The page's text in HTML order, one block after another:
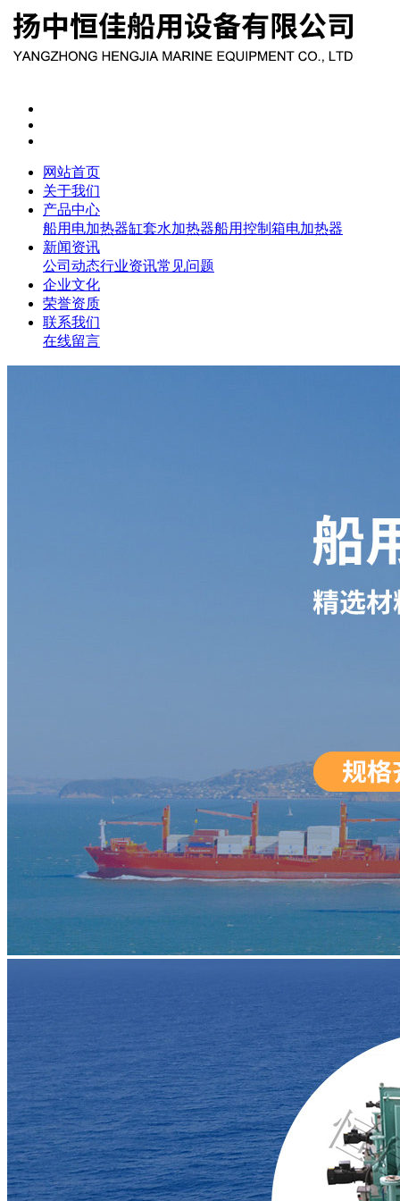
网站首页
关于我们
产品中心
船用电加热器缸套水加热器船用控制箱电加热器
新闻资讯
公司动态行业资讯常见问题
企业文化
荣誉资质
联系我们
在线留言